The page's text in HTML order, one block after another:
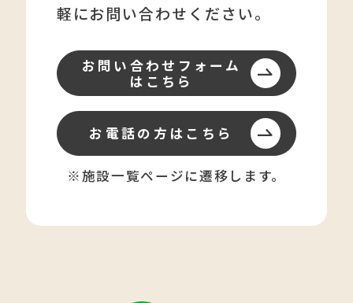
軽にお問い合わせください。
お問い合わせフォーム
はこちら
お電話の方はこちら
※施設一覧ページに遷移します。